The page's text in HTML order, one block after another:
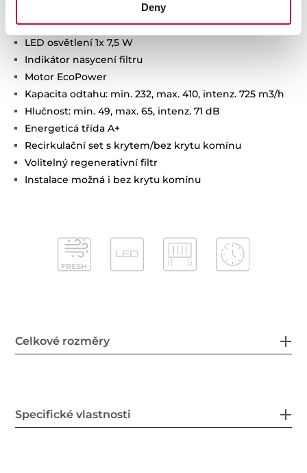
Deny
3 rychlosti + 1 intenzivní
Časovač zastavení
LED osvětlení 1x 7,5 W
Indikátor nasycení filtru
Motor EcoPower
Kapacita odtahu: min. 232, max. 410, intenz. 725 m3/h
Hlučnost: min. 49, max. 65, intenz. 71 dB
Energeticá třída A+
Recirkulační set s krytem/bez krytu komínu
Volitelný regenerativní filtr
Instalace možná i bez krytu komínu
Celkové rozměry
Specifické vlastnosti